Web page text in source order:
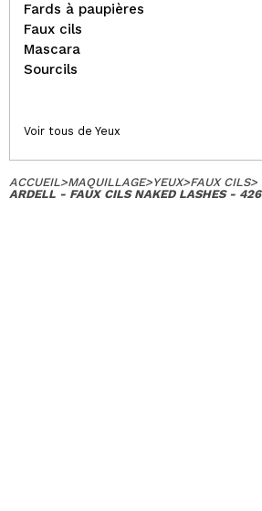
Fards à paupières
Faux cils
Mascara
Sourcils
Voir tous de Yeux
ACCUEIL>MAQUILLAGE>YEUX>FAUX CILS>
ARDELL - FAUX CILS NAKED LASHES - 426